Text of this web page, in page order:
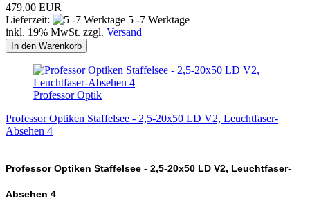
479,00 EUR
Lieferzeit:
5 -7 Werktage
inkl. 19% MwSt. zzgl. Versand
In den Warenkorb
Professor Optik
Professor Optiken Staffelsee - 2,5-20x50 LD V2, Leuchtfaser-
Absehen 4
Professor Optiken Staffelsee - 2,5-20x50 LD V2, Leuchtfaser-
Absehen 4